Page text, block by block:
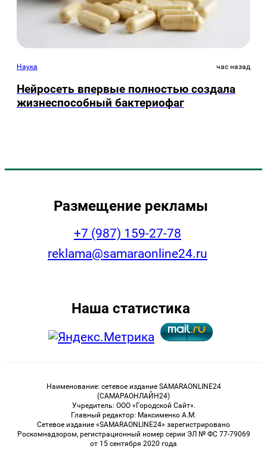
Наука час назад
Нейросеть впервые полностью создала
жизнеспособный бактериофаг
Размещение рекламы
+7 (987) 159-27-78
reklama@samaraonline24.ru
Наша статистика
Наименование: сетевое издание SAMARAONLINE24
(САМАРАОНЛАЙН24)
Учредитель: ООО «Городской Сайт».
Главный редактор: Максименко А.М.
Сетевое издание «SAMARAONLINE24» зарегистрировано
Роскомнадзором, регистрационный номер серии ЭЛ № ФС 77-79069
от 15 сентября 2020 года